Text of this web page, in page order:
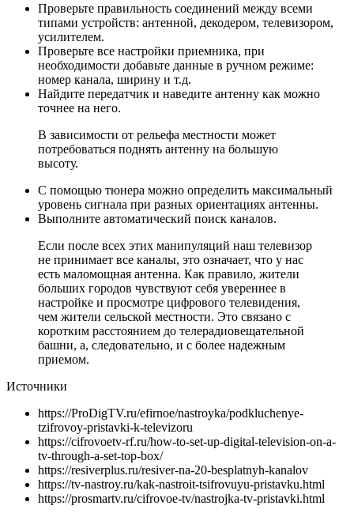
Проверьте правильность соединений между всеми
типами устройств: антенной, декодером, телевизором,
усилителем.
Проверьте все настройки приемника, при
необходимости добавьте данные в ручном режиме:
номер канала, ширину и т.д.
Найдите передатчик и наведите антенну как можно
точнее на него.
В зависимости от рельефа местности может
потребоваться поднять антенну на большую
высоту.
С помощью тюнера можно определить максимальный
уровень сигнала при разных ориентациях антенны.
Выполните автоматический поиск каналов.
Если после всех этих манипуляций наш телевизор
не принимает все каналы, это означает, что у нас
есть маломощная антенна. Как правило, жители
больших городов чувствуют себя увереннее в
настройке и просмотре цифрового телевидения,
чем жители сельской местности. Это связано с
коротким расстоянием до телерадиовещательной
башни, а, следовательно, и с более надежным
приемом.
Источники
https://ProDigTV.ru/efirnoe/nastroyka/podkluchenye-
tzifrovoy-pristavki-k-televizoru
https://cifrovoetv-rf.ru/how-to-set-up-digital-television-on-a-
tv-through-a-set-top-box/
https://resiverplus.ru/resiver-na-20-besplatnyh-kanalov
https://tv-nastroy.ru/kak-nastroit-tsifrovuyu-pristavku.html
https://prosmartv.ru/cifrovoe-tv/nastrojka-tv-pristavki.html